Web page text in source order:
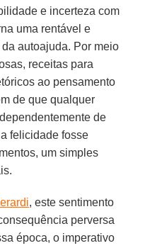
e incerteza com
uma rentável e
autoajuda. Por meio
receitas para
ao pensamento
de que qualquer
de
felicidade fosse
um simples
, este sentimento
perversa
época, o imperativo